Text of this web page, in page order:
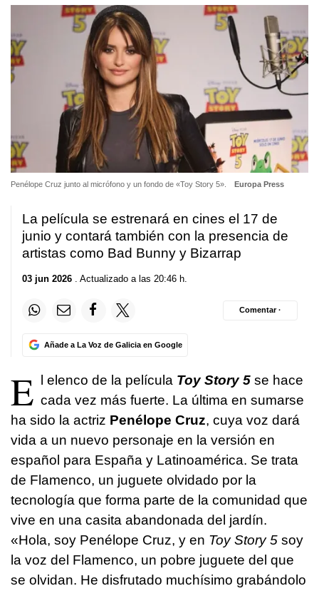
Penélope Cruz junto al micrófono y un fondo de «Toy Story 5». Europa Press
La película se estrenará en cines el 17 de
junio y contará también con la presencia de
artistas como Bad Bunny y Bizarrap
03 jun 2026 . Actualizado a las 20:46 h.
Añade a La Voz de Galicia en Google
Comentar ·
E l elenco de la película Toy Story 5 se hace
cada vez más fuerte. La última en sumarse
ha sido la actriz Penélope Cruz, cuya voz dará
vida a un nuevo personaje en la versión en
español para España y Latinoamérica. Se trata
de Flamenco, un juguete olvidado por la
tecnología que forma parte de la comunidad que
vive en una casita abandonada del jardín.
«Hola, soy Penélope Cruz, y en Toy Story 5 soy
la voz del Flamenco, un pobre juguete del que
se olvidan. He disfrutado muchísimo grabándolo